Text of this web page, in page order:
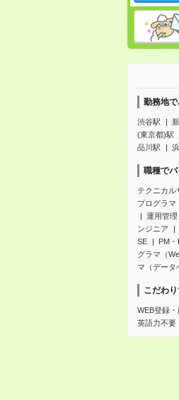
勤務地
渋谷駅
(東京都)駅
品川駅
職種で
テクニカル
プログラマ
運用管理
ンジニア
SE
PM
グラマ（
マ（データ
こだわ
WEB登録
英語力不要